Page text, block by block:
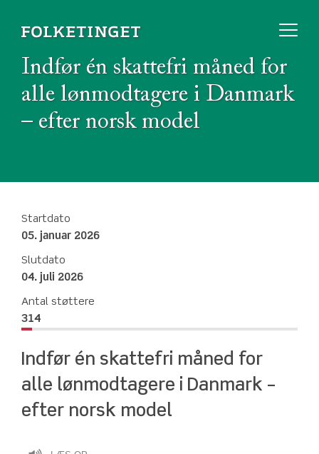
Indfør én skattefri måned for
alle lønmodtagere i Danmark
– efter norsk model
Startdato
05. januar 2026
Slutdato
04. juli 2026
Antal støttere
314
Indfør én skattefri måned for
alle lønmodtagere i Danmark –
efter norsk model